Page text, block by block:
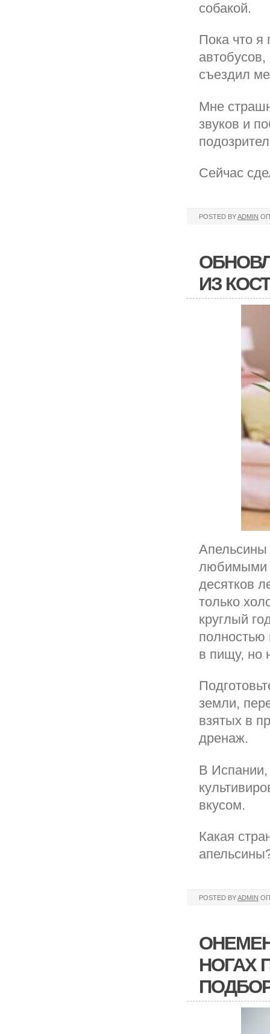
собакой.
Пока что я
съездил
Мне
звуков и
Сейчас
POSTED BYADMIN
ИЗ
любимыми
десятков
только
круглый
полностью
в пищу, но
земли,
взятых в
дренаж.
В Испании,
вкусом.
Какая
POSTED BYADMIN
НОГАХ